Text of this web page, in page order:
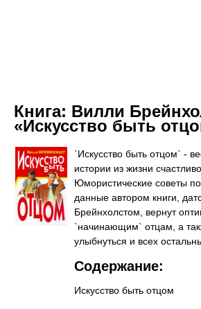
Книга: Вилли
«Искусство быть
`Искусство быть отцом` -
истории из жизни
Юмористические советы
данные автором книги,
Брейнхолстом, вернут
`начинающим` отцам, а
улыбнуться и всех
Содержание:
Искусство быть отцом